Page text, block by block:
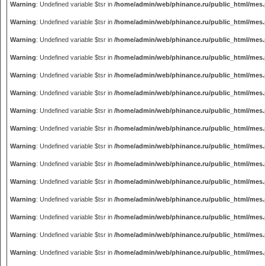
Warning: Undefined variable $tsr in /home/admin/web/phinance.ru/public_html/
Warning: Undefined variable $tsr in /home/admin/web/phinance.ru/public_html/
Warning: Undefined variable $tsr in /home/admin/web/phinance.ru/public_html/
Warning: Undefined variable $tsr in /home/admin/web/phinance.ru/public_html/
Warning: Undefined variable $tsr in /home/admin/web/phinance.ru/public_html/
Warning: Undefined variable $tsr in /home/admin/web/phinance.ru/public_html/
Warning: Undefined variable $tsr in /home/admin/web/phinance.ru/public_html/
Warning: Undefined variable $tsr in /home/admin/web/phinance.ru/public_html/
Warning: Undefined variable $tsr in /home/admin/web/phinance.ru/public_html/
Warning: Undefined variable $tsr in /home/admin/web/phinance.ru/public_html/
Warning: Undefined variable $tsr in /home/admin/web/phinance.ru/public_html/
Warning: Undefined variable $tsr in /home/admin/web/phinance.ru/public_html/
Warning: Undefined variable $tsr in /home/admin/web/phinance.ru/public_html/
Warning: Undefined variable $tsr in /home/admin/web/phinance.ru/public_html/
Warning: Undefined variable $tsr in /home/admin/web/phinance.ru/public_html/